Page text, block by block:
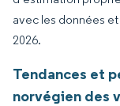
avec les données
2026.
Tendances et
norvégien des